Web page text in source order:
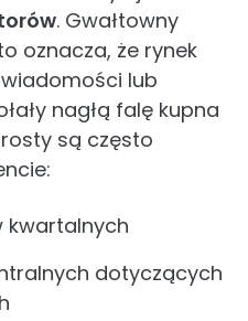
. Gwałtowny
oznacza, że rynek
lub
nagłą falę kupna
są często
kwartalnych
dotyczących